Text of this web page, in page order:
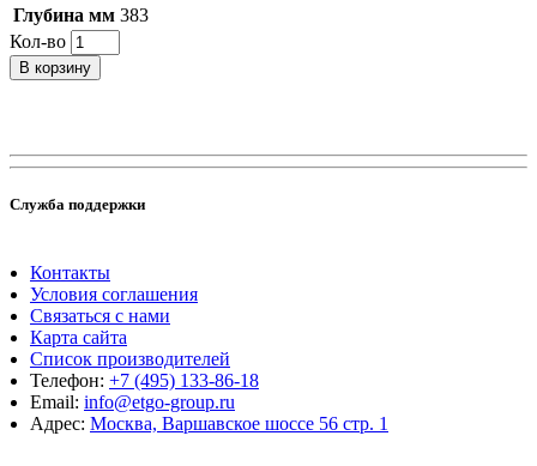
Глубина мм 383
Кол-во
В корзину
Служба поддержки
Контакты
Условия соглашения
Связаться с нами
Карта сайта
Список производителей
Телефон: +7 (495) 133-86-18
Email: info@etgo-group.ru
Адрес: Москва, Варшавское шоссе 56 стр. 1